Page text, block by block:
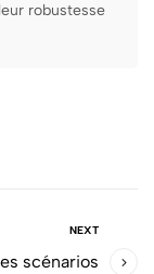
robustesse
NEXT
scénarios